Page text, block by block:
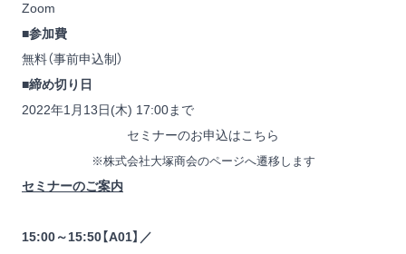
Zoom
■参加費
無料（事前申込制）
■締め切り日
2022年1月13日(木) 17:00まで
セミナーのお申込はこちら
※株式会社大塚商会のページへ遷移します
セミナーのご案内
15:00～15:50【A01】／